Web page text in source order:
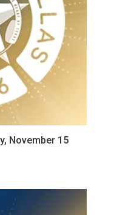
November 15